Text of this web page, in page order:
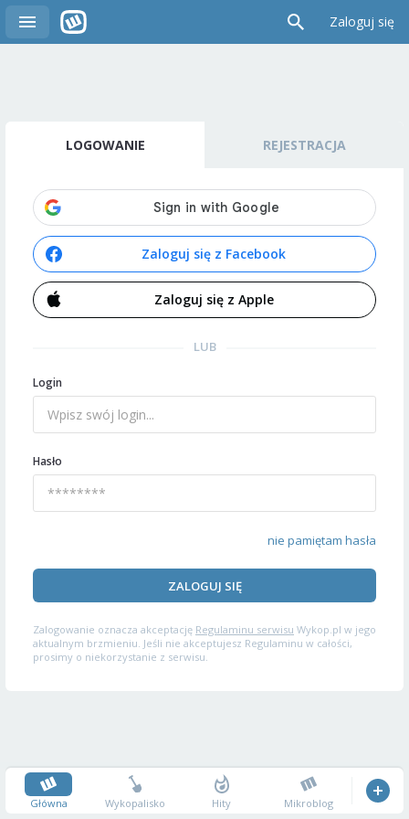
Zaloguj się
LOGOWANIE REJESTRACJA
Zaloguj się z Facebook
Zaloguj się z Apple
LUB
Login
Hasło
nie pamiętam hasła
ZALOGUJ SIĘ
Zalogowanie oznacza akceptację Regulaminu serwisu Wykop.pl w jego
aktualnym brzmieniu. Jeśli nie akceptujesz Regulaminu w całości,
prosimy o niekorzystanie z serwisu.
Główna Wykopalisko Hity Mikroblog